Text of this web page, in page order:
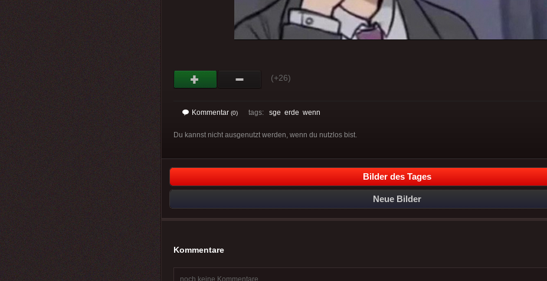
(+26)
Kommentar (0) tags: sge erde wenn
Du kannst nicht ausgenutzt werden, wenn du nutzlos bist.
Bilder des Tages
Neue Bilder
Kommentare
noch keine Kommentare